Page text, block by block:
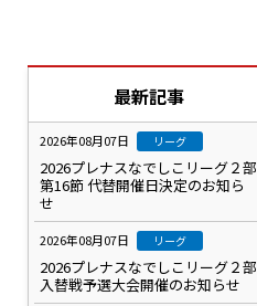
最新記事
2026年08月07日 リーグ
2026プレナスなでしこリーグ２部
第16節 代替開催日決定のお知ら
せ
2026年08月07日 リーグ
2026プレナスなでしこリーグ２部
入替戦予選大会開催のお知らせ